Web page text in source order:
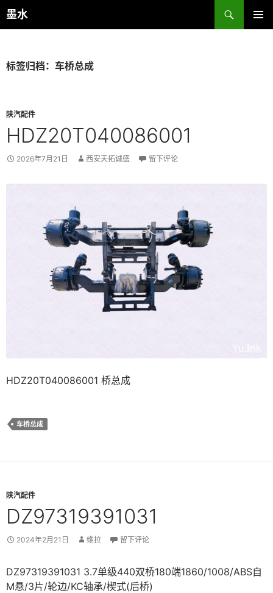
跳
至
墨水
搜
索
标签归档：车桥总成
陕汽配件
HDZ20T040086001
2026年7月21日 西安天拓诚盛 留下评论
HDZ20T040086001 桥总成
车桥总成
陕汽配件
DZ97319391031
2024年2月21日 维拉 留下评论
DZ97319391031 3.7单级440双桥180端1860/1008/ABS自
M悬/3片/轮边/KC轴承/楔式(后桥)